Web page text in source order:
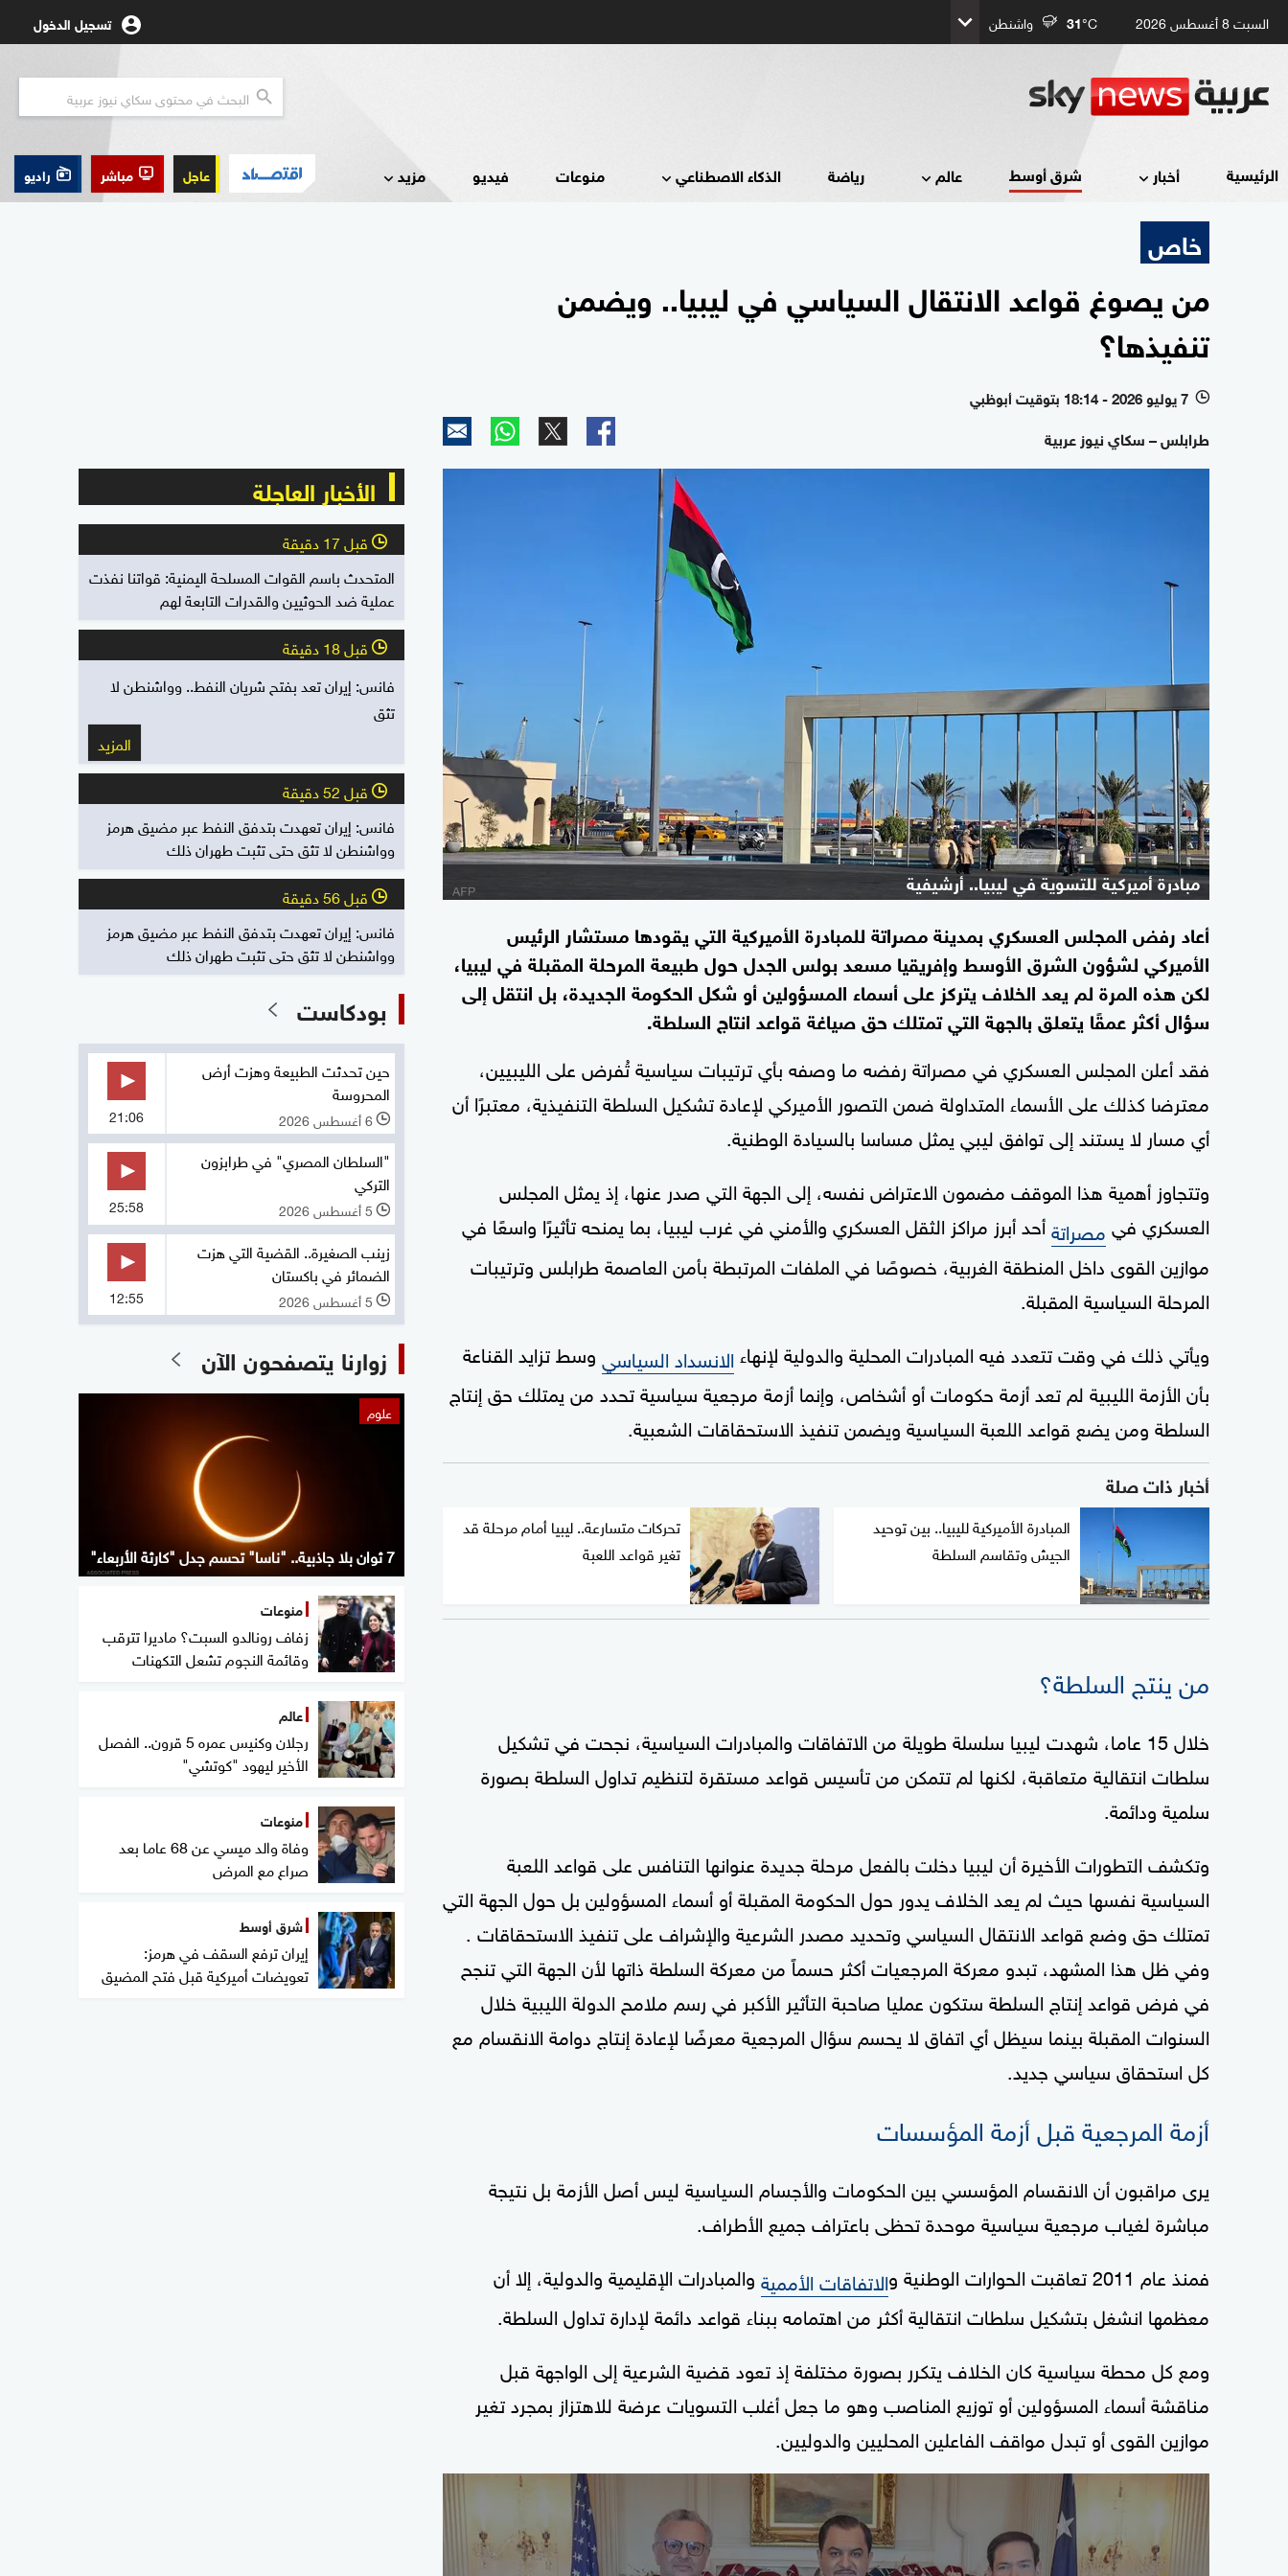
السبت 8 أغسطس 2026 31°C واشنطن تسجيل الدخول
الرئيسية أخبار شرق أوسط عالم رياضة الذكاء الاصطناعي منوعات فيديو مزيد عاجل مباشر راديو
خاص
من يصوغ قواعد الانتقال السياسي في ليبيا.. ويضمن
تنفيذها؟
l 7 يوليو 2026 - 18:14 بتوقيت أبوظبي
طرابلس – سكاي نيوز عربية
مبادرة أميركية للتسوية في ليبيا.. أرشيفية
أعاد رفض المجلس العسكري بمدينة مصراتة للمبادرة الأميركية التي يقودها مستشار الرئيس
الأميركي لشؤون الشرق الأوسط وإفريقيا مسعد بولس الجدل حول طبيعة المرحلة المقبلة في ليبيا،
لكن هذه المرة لم يعد الخلاف يتركز على أسماء المسؤولين أو شكل الحكومة الجديدة، بل انتقل إلى
سؤال أكثر عمقًا يتعلق بالجهة التي تمتلك حق صياغة قواعد انتاج السلطة.
فقد أعلن المجلس العسكري في مصراتة رفضه ما وصفه بأي ترتيبات سياسية تُفرض على الليبيين،
معترضا كذلك على الأسماء المتداولة ضمن التصور الأميركي لإعادة تشكيل السلطة التنفيذية، معتبرًا أن
أي مسار لا يستند إلى توافق ليبي يمثل مساسا بالسيادة الوطنية.
وتتجاوز أهمية هذا الموقف مضمون الاعتراض نفسه، إلى الجهة التي صدر عنها، إذ يمثل المجلس
العسكري في مصراتةأحد أبرز مراكز الثقل العسكري والأمني في غرب ليبيا، بما يمنحه تأثيرًا واسعًا في
موازين القوى داخل المنطقة الغربية، خصوصًا في الملفات المرتبطة بأمن العاصمة طرابلس وترتيبات
المرحلة السياسية المقبلة.
ويأتي ذلك في وقت تتعدد فيه المبادرات المحلية والدولية لإنهاء الانسداد السياسي وسط تزايد القناعة
بأن الأزمة الليبية لم تعد أزمة حكومات أو أشخاص، وإنما أزمة مرجعية سياسية تحدد من يمتلك حق إنتاج
السلطة ومن يضع قواعد اللعبة السياسية ويضمن تنفيذ الاستحقاقات الشعبية.
أخبار ذات صلة
المبادرة الأميركية لليبيا.. بين توحيد
الجيش وتقاسم السلطة
تحركات متسارعة.. ليبيا أمام مرحلة قد
تغير قواعد اللعبة
من ينتج السلطة؟
خلال 15 عاما، شهدت ليبيا سلسلة طويلة من الاتفاقات والمبادرات السياسية، نجحت في تشكيل
سلطات انتقالية متعاقبة، لكنها لم تتمكن من تأسيس قواعد مستقرة لتنظيم تداول السلطة بصورة
سلمية ودائمة.
وتكشف التطورات الأخيرة أن ليبيا دخلت بالفعل مرحلة جديدة عنوانها التنافس على قواعد اللعبة
السياسية نفسها حيث لم يعد الخلاف يدور حول الحكومة المقبلة أو أسماء المسؤولين بل حول الجهة التي
تمتلك حق وضع قواعد الانتقال السياسي وتحديد مصدر الشرعية والإشراف على تنفيذ الاستحقاقات .
وفي ظل هذا المشهد، تبدو معركة المرجعيات أكثر حسماً من معركة السلطة ذاتها لأن الجهة التي تنجح
في فرض قواعد إنتاج السلطة ستكون عمليا صاحبة التأثير الأكبر في رسم ملامح الدولة الليبية خلال
السنوات المقبلة بينما سيظل أي اتفاق لا يحسم سؤال المرجعية معرضًا لإعادة إنتاج دوامة الانقسام مع
كل استحقاق سياسي جديد.
أزمة المرجعية قبل أزمة المؤسسات
يرى مراقبون أن الانقسام المؤسسي بين الحكومات والأجسام السياسية ليس أصل الأزمة بل نتيجة
مباشرة لغياب مرجعية سياسية موحدة تحظى باعتراف جميع الأطراف.
فمنذ عام 2011 تعاقبت الحوارات الوطنية و
الاتفاقات الأممية والمبادرات الإقليمية والدولية، إلا أن
معظمها انشغل بتشكيل سلطات انتقالية أكثر من اهتمامه ببناء قواعد دائمة لإدارة تداول السلطة.
ومع كل محطة سياسية كان الخلاف يتكرر بصورة مختلفة إذ تعود قضية الشرعية إلى الواجهة قبل
مناقشة أسماء المسؤولين أو توزيع المناصب وهو ما جعل أغلب التسويات عرضة للاهتزاز بمجرد تغير
موازين القوى أو تبدل مواقف الفاعلين المحليين والدوليين.
الأخبار العاجلة
l قبل 17 دقيقة
المتحدث باسم القوات المسلحة اليمنية: قواتنا نفذت
عملية ضد الحوثيين والقدرات التابعة لهم
l قبل 18 دقيقة
فانس: إيران تعد بفتح شريان النفط.. وواشنطن لا
تثق
المزيد
l قبل 52 دقيقة
فانس: إيران تعهدت بتدفق النفط عبر مضيق هرمز
وواشنطن لا تثق حتى تثبت طهران ذلك
l قبل 56 دقيقة
فانس: إيران تعهدت بتدفق النفط عبر مضيق هرمز
وواشنطن لا تثق حتى تثبت طهران ذلك
بودكاست
حين تحدثت الطبيعة وهزت أرض
المحروسة
l 6 أغسطس 2026 21:06
"السلطان المصري" في طرابزون
التركي
l 5 أغسطس 2026 25:58
زينب الصغيرة.. القضية التي هزت
الضمائر في باكستان
l 5 أغسطس 2026 12:55
زوارنا يتصفحون الآن
علوم
7 ثوان بلا جاذبية.. "ناسا" تحسم جدل "كارثة الأربعاء"
منوعات
زفاف رونالدو السبت؟ ماديرا تترقب
وقائمة النجوم تشعل التكهنات
عالم
رجلان وكنيس عمره 5 قرون.. الفصل
الأخير ليهود "كوتشي"
منوعات
وفاة والد ميسي عن 68 عاما بعد
صراع مع المرض
شرق أوسط
إيران ترفع السقف في هرمز:
تعويضات أميركية قبل فتح المضيق